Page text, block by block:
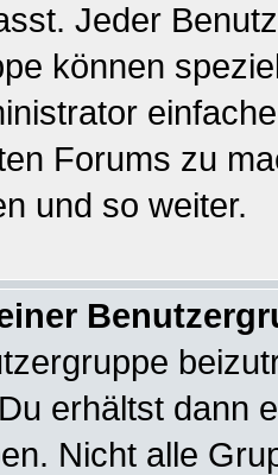
Jeder
können
Forums zu
und so weiter.
erhältst dann
Nicht alle